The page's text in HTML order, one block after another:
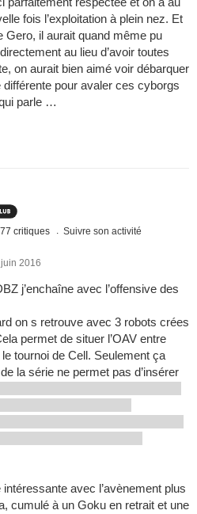
fois l’exploitation à plein nez. Et
Gero, il aurait quand même pu
au lieu d’avoir toutes
on aurait bien aimé voir débarquer
différente pour avaler ces cyborgs
parle …
critiques Suivre son activité
2016
j’enchaîne avec l’offensive des
on s retrouve avec 3 robots crées
permet de situer l’OAV entre
tournoi de Cell. Seulement ça
la série ne permet pas d’insérer
avec l’avènement plus
cumulé à un Goku en retrait et une